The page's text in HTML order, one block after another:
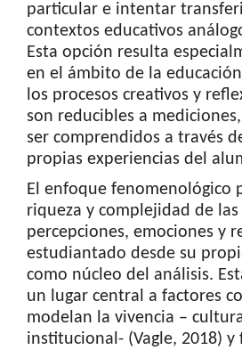
particular e intentar
contextos educativos
Esta opción resulta
en el ámbito de la
los procesos creativos y
son reducibles a
ser comprendidos a través
propias experiencias del
El enfoque fenomenológico
riqueza y complejidad de
percepciones, emociones y
estudiantado desde su
como núcleo del análisis.
un lugar central a factores
modelan la vivencia –
institucional- (Vagle, 2018)